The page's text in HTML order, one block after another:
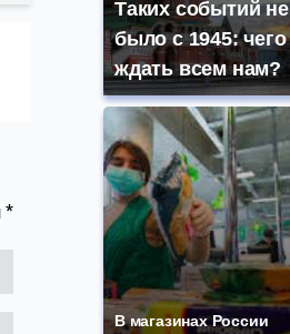
*
Таких событий не
было с 1945: чего
ждать всем нам?
В магазинах России